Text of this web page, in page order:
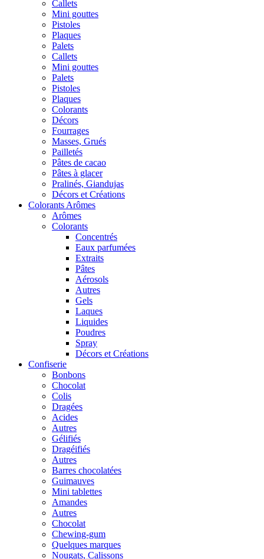
Callets
Mini gouttes
Pistoles
Plaques
Palets
Callets
Mini gouttes
Palets
Pistoles
Plaques
Colorants
Décors
Fourrages
Masses, Grués
Pailletés
Pâtes de cacao
Pâtes à glacer
Pralinés, Giandujas
Décors et Créations
Colorants Arômes
Arômes
Colorants
Concentrés
Eaux parfumées
Extraits
Pâtes
Aérosols
Autres
Gels
Laques
Liquides
Poudres
Spray
Décors et Créations
Confiserie
Bonbons
Chocolat
Colis
Dragées
Acides
Autres
Gélifiés
Dragéifiés
Autres
Barres chocolatées
Guimauves
Mini tablettes
Amandes
Autres
Chocolat
Chewing-gum
Quelques marques
Nougats, Calissons